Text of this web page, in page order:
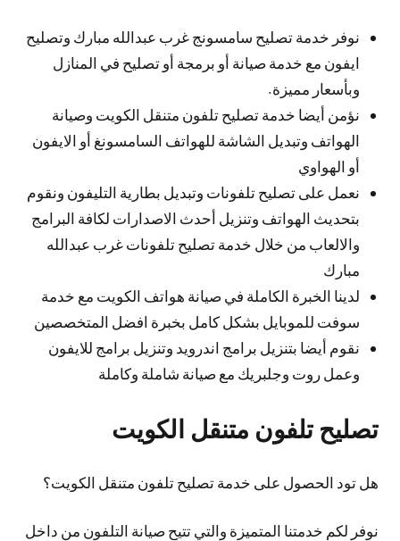
نوفر خدمة تصليح سامسونج غرب عبدالله مبارك وتصليح
ايفون مع خدمة صيانة أو برمجة أو تصليح في المنازل
وبأسعار مميزة.
نؤمن أيضا خدمة تصليح تلفون متنقل الكويت وصيانة
الهواتف وتبديل الشاشة للهواتف السامسونغ أو الايفون
أو الهواوي
نعمل على تصليح تلفونات وتبديل بطارية التليفون ونقوم
بتحديث الهواتف وتنزيل أحدث الاصدارات لكافة البرامج
والالعاب من خلال خدمة تصليح تلفونات غرب عبدالله
مبارك
لدينا الخبرة الكاملة في صيانة هواتف الكويت مع خدمة
سوفت للموبايل بشكل كامل بخبرة افضل المتخصصين
نقوم أيضا بتنزيل برامج اندرويد وتنزيل برامج للايفون
وعمل روت وجلبريك مع صيانة شاملة وكاملة
تصليح تلفون متنقل الكويت
هل تود الحصول على خدمة تصليح تلفون متنقل الكويت؟
نوفر لكم خدمتنا المتميزة والتي تتيح صيانة التلفون من داخل